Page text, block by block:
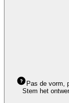
Pas de vorm,
Stem het